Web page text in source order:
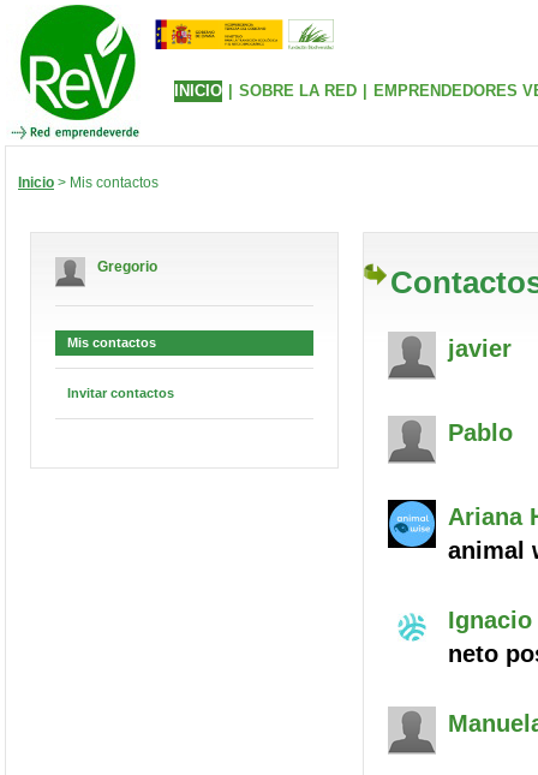
INICIO SOBRE LA RED EMPRENDEDORES
Inicio > Mis contactos
Gregorio
Mis contactos
Invitar contactos
javier
Pablo
Ariana
animal
Ignacio
neto